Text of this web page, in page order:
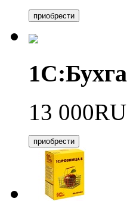
приобрести
13 000RU
приобрести